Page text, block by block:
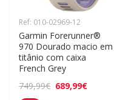
Ref: 010-02969-12
Garmin Forerunner®
970 Dourado macio em
titânio com caixa
French Grey
749,99€ 689,99€